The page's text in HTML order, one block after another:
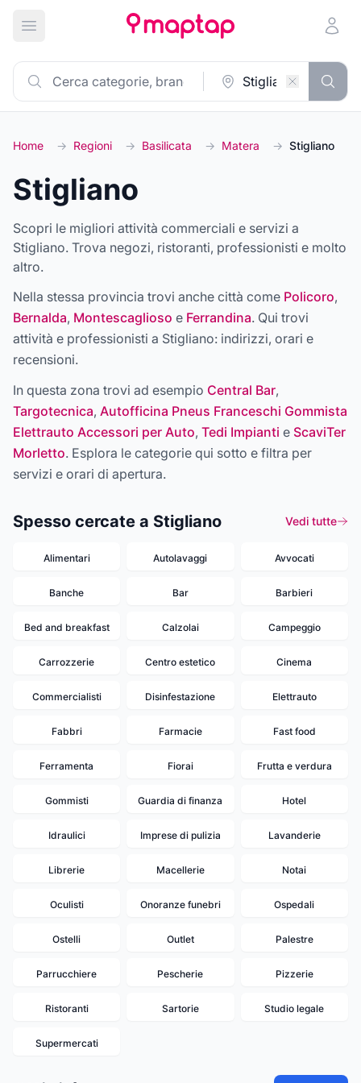
Apri menu principale
Home → Regioni → Basilicata → Matera → Stigliano
Stigliano
Scopri le migliori attività commerciali e servizi a
Stigliano. Trova negozi, ristoranti, professionisti e molto
altro.
Nella stessa provincia trovi anche città come Policoro,
Bernalda, Montescaglioso e Ferrandina. Qui trovi
attività e professionisti a Stigliano: indirizzi, orari e
recensioni.
In questa zona trovi ad esempio Central Bar,
Targotecnica, Autofficina Pneus Franceschi Gommista
Elettrauto Accessori per Auto, Tedi Impianti e ScaviTer
Morletto. Esplora le categorie qui sotto e filtra per
servizi e orari di apertura.
Spesso cercate a Stigliano Vedi tutte
Alimentari Autolavaggi Avvocati
Banche Bar Barbieri
Bed and breakfast Calzolai Campeggio
Carrozzerie Centro estetico Cinema
Commercialisti Disinfestazione Elettrauto
Fabbri Farmacie Fast food
Ferramenta Fiorai Frutta e verdura
Gommisti Guardia di finanza Hotel
Idraulici Imprese di pulizia Lavanderie
Librerie Macellerie Notai
Oculisti Onoranze funebri Ospedali
Ostelli Outlet Palestre
Parrucchiere Pescherie Pizzerie
Ristoranti Sartorie Studio legale
Supermercati